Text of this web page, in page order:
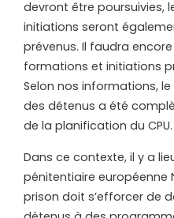
devront être poursuivies,
initiations seront
prévenus. Il faudra
formations et initiations
Selon nos informations,
des détenus a été
de la planification du CPU.
Dans ce contexte, il y a
pénitentiaire européenne
prison doit s’efforcer de